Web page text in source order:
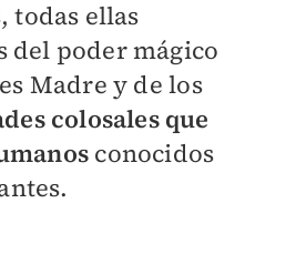
todas ellas
del poder mágico
Madre y de los
colosales que
conocidos